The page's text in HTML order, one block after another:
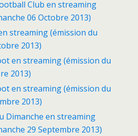
Club en streaming
06 Octobre 2013)
streaming (émission du
2013)
en streaming (émission du
2013)
en streaming (émission du
2013)
Dimanche en streaming
29 Septembre 2013)